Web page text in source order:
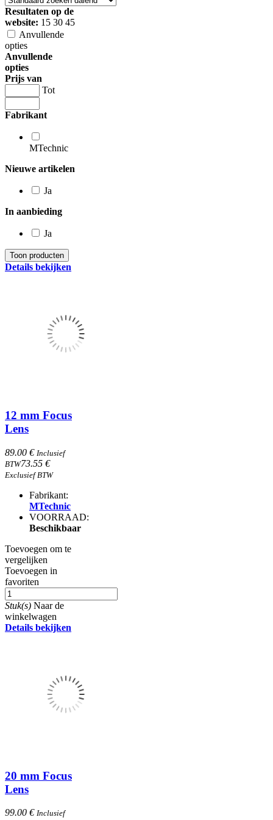
Resultaten op de
website: 15 30 45
Anvullende
opties
Anvullende
opties
Prijs van
Tot
Fabrikant
MTechnic
Nieuwe artikelen
Ja
In aanbieding
Ja
Details bekijken
12 mm Focus
Lens
89.00 € Inclusief
BTW73.55 €
Exclusief BTW
Fabrikant:
MTechnic
VOORRAAD:
Beschikbaar
Toevoegen om te
vergelijken
Toevoegen in
favoriten
Stuk(s) Naar de
winkelwagen
Details bekijken
20 mm Focus
Lens
99.00 € Inclusief